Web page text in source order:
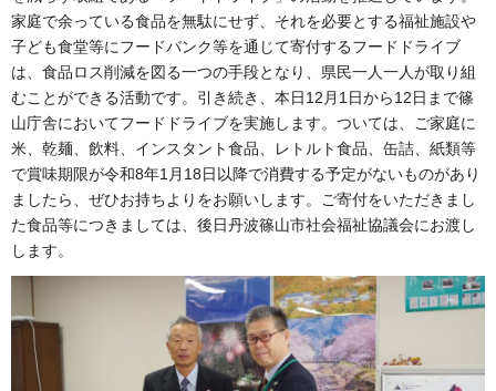
家庭で余っている食品を無駄にせず、それを必要とする福祉施設や
子ども食堂等にフードバンク等を通じて寄付するフードドライブ
は、食品ロス削減を図る一つの手段となり、県民一人一人が取り組
むことができる活動です。引き続き、本日12月1日から12日まで篠
山庁舎においてフードドライブを実施します。ついては、ご家庭に
米、乾麺、飲料、インスタント食品、レトルト食品、缶詰、紙類等
で賞味期限が令和8年1月18日以降で消費する予定がないものがあり
ましたら、ぜひお持ちよりをお願いします。ご寄付をいただきまし
た食品等につきましては、後日丹波篠山市社会福祉協議会にお渡し
します。